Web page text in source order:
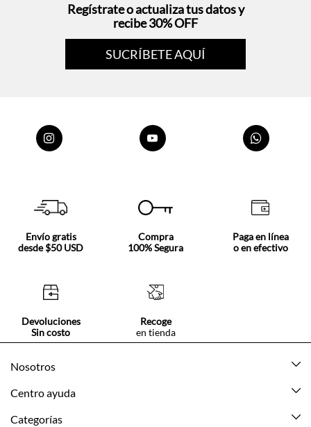
Regístrate o actualiza tus datos y
recibe 30% OFF
SUCRÍBETE AQUÍ
Envío gratis
desde $50 USD
Compra
100% Segura
Paga en línea
o en efectivo
Devoluciones
Sin costo
Recoge
en tienda
Nosotros
Acerca de Tennis
Centro ayuda
Mis pedidos
Categorías